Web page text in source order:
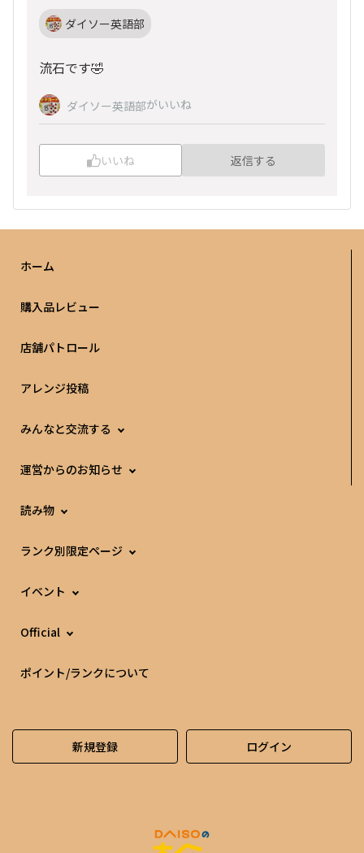
ダイソー英語部
流石です🤣
ダイソー英語部がいいね
いいね 返信する
ホーム
購入品レビュー
店舗パトロール
アレンジ投稿
みんなと交流する
運営からのお知らせ
読み物
ランク別限定ページ
イベント
Official
ポイント/ランクについて
新規登録 ログイン